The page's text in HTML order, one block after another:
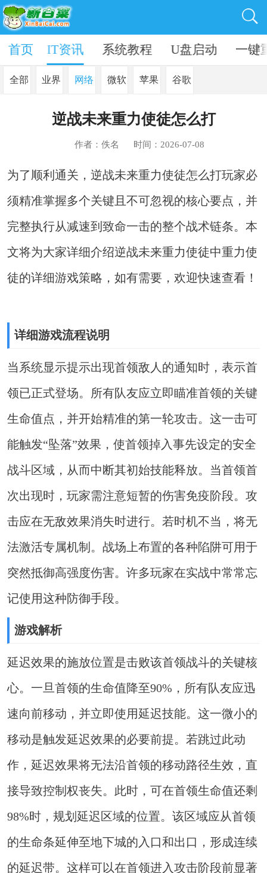
软件 IT资讯 系统教程 U盘启动 一键
首页
全部 业界 网络 微软 苹果 谷歌
逆战未来重力使徒怎么打
作者：佚名 时间：2026-07-08
为了顺利通关，逆战未来重力使徒怎么打玩家必
须精准掌握多个关键且不可忽视的核心要点，并
完整执行从减速到致命一击的整个战术链条。本
文将为大家详细介绍逆战未来重力使徒中重力使
徒的详细游戏策略，如有需要，欢迎快速查看！
详细游戏流程说明
当系统显示提示出现首领敌人的通知时，表示首
领已正式登场。所有队友应立即瞄准首领的关键
生命值点，并开始精准的第一轮攻击。这一击可
能触发“坠落”效果，使首领掉入事先设定的安全
战斗区域，从而中断其初始技能释放。当首领首
次出现时，玩家需注意短暂的伤害免疫阶段。攻
击应在无敌效果消失时进行。若时机不当，将无
法激活专属机制。战场上布置的各种陷阱可用于
突然抵御高强度伤害。许多玩家在实战中常常忘
记使用这种防御手段。
游戏解析
延迟效果的施放位置是击败该首领战斗的关键核
心。一旦首领的生命值降至90%，所有队友应迅
速向前移动，并立即使用延迟技能。这一微小的
移动是触发延迟效果的必要前提。若跳过此动
作，延迟效果将无法沿首领的移动路径生效，直
接导致控制权丧失。此时，可在首领生命值还剩
98%时，规划延迟区域的位置。该区域应从首领
的生命条延伸至地下城的入口和出口，形成连续
的延迟带。这样可以在首领进入攻击阶段前显著